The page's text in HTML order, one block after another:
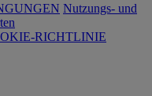
Nutzungs- und
RICHTLINIE